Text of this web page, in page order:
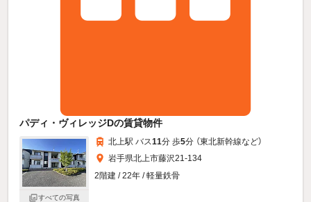
パディ・ヴィレッジDの賃貸物件
すべての写真
北上駅 バス11分 歩5分 （東北新幹線など）
岩手県北上市藤沢21-134
2階建 / 22年 / 軽量鉄骨